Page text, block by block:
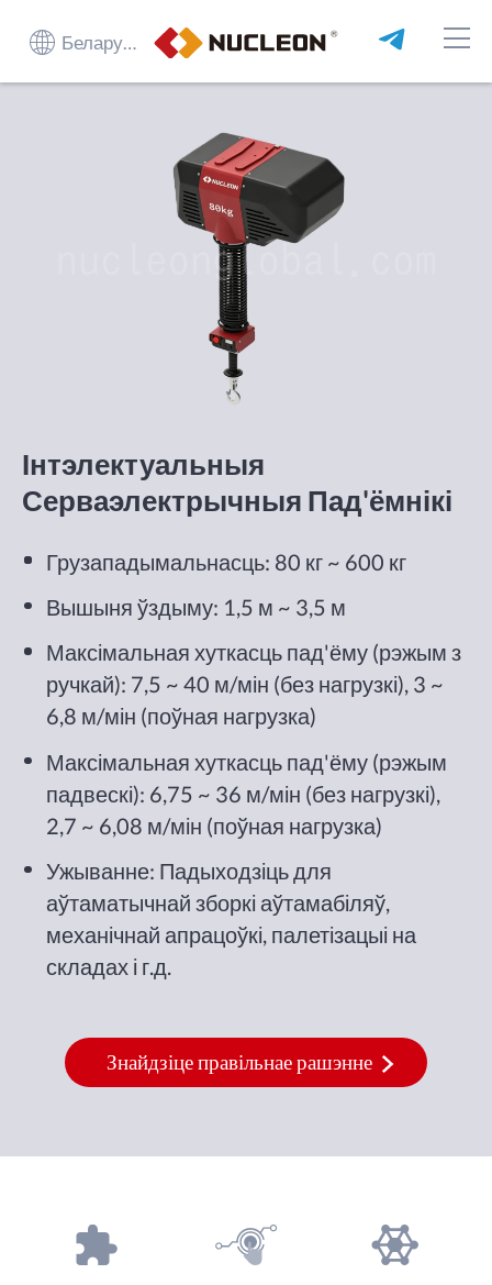
Беларуская мова
Інтэлектуальныя
Серваэлектрычныя Пад'ёмнікі
Грузападымальнасць: 80 кг ~ 600 кг
Вышыня ўздыму: 1,5 м ~ 3,5 м
Максімальная хуткасць пад'ёму (рэжым з
ручкай): 7,5 ~ 40 м/мін (без нагрузкі), 3 ~
6,8 м/мін (поўная нагрузка)
Максімальная хуткасць пад'ёму (рэжым
падвескі): 6,75 ~ 36 м/мін (без нагрузкі),
2,7 ~ 6,08 м/мін (поўная нагрузка)
Ужыванне: Падыходзіць для
аўтаматычнай зборкі аўтамабіляў,
механічнай апрацоўкі, палетізацыі на
складах і г.д.
Знайдзіце правільнае рашэнне